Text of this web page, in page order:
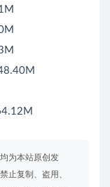
为本站原创发
止复制、盗用、